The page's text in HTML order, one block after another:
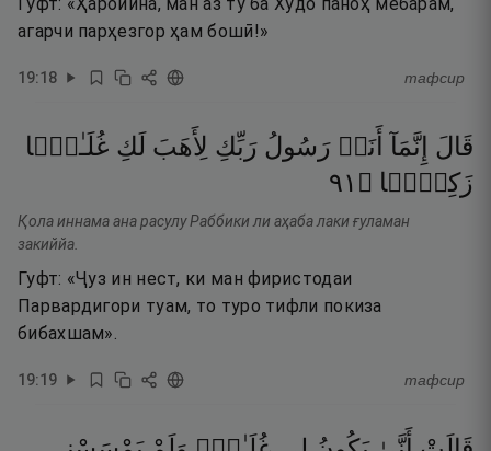
агарчи парҳезгор ҳам бошӣ!»
19:18 тафсир
قَالَ إِنَّمَآ أَنَا۠ رَسُولُ رَبِّكِ لِأَهَبَ لَكِ غُلَـٰمًۭا
زَكِيًّۭا ۝ ١٩
Қола иннама ана расулу Раббики ли аҳаба лаки ғуламан
закиййа.
Гуфт: «Ҷуз ин нест, ки ман фиристодаи
Парвардигори туам, то туро тифли покиза
бибахшам».
19:19 тафсир